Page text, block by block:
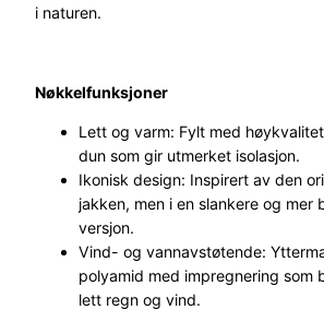
t
n
i naturen.
Nøkkelfunksjoner
Lett og varm: Fylt med
dun som gir utmerket isolasjon.
Ikonisk design: Inspirert av den
jakken, men i en slankere og mer
versjon.
Vind- og vannavstøtende:
polyamid med impregnering som
lett regn og vind.